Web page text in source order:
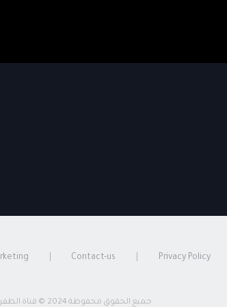
Privacy Policy
Contact-us
جميع الحقوق محفوظة 2024 © قناة الظفرة